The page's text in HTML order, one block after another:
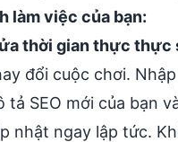
làm việc của bạn:
thời gian thực thực
đổi cuộc chơi.
tả SEO mới của bạn
nhật ngay lập tức.